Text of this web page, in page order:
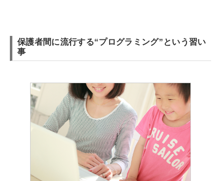
保護者間に流行する“プログラミング”という習い
事